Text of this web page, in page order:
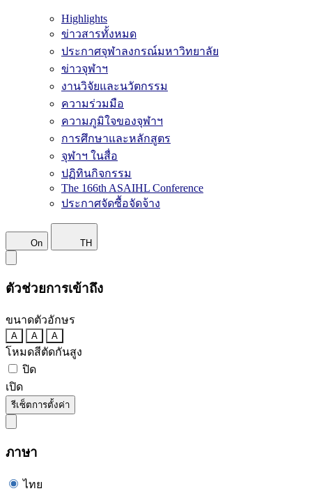
Highlights
ข่าวสารทั้งหมด
ประกาศจุฬาลงกรณ์มหาวิทยาลัย
ข่าวจุฬาฯ
งานวิจัยและนวัตกรรม
ความร่วมมือ
ความภูมิใจของจุฬาฯ
การศึกษาและหลักสูตร
จุฬาฯ ในสื่อ
ปฏิทินกิจกรรม
The 166th ASAIHL Conference
ประกาศจัดซื้อจัดจ้าง
On TH
ตัวช่วยการเข้าถึง
ขนาดตัวอักษร
A A A
โหมดสีตัดกันสูง
ปิด
เปิด
รีเซ็ตการตั้งค่า
ภาษา
ไทย